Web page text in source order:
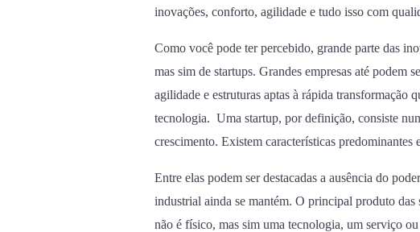
inovações, conforto, agilidade e tudo isso com
Como você pode ter percebido, grande parte das
mas sim de startups. Grandes empresas até podem
agilidade e estruturas aptas à rápida transformação
tecnologia. Uma startup, por definição, consiste
crescimento. Existem características predominantes
Entre elas podem ser destacadas a ausência do
industrial ainda se mantém. O principal produto das
não é físico, mas sim uma tecnologia, um serviço